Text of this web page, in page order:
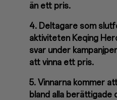
än ett pris.
4. Deltagare som
aktiviteten Keqing
svar under
att vinna ett pris.
5. Vinnarna kommer
bland alla berättigade